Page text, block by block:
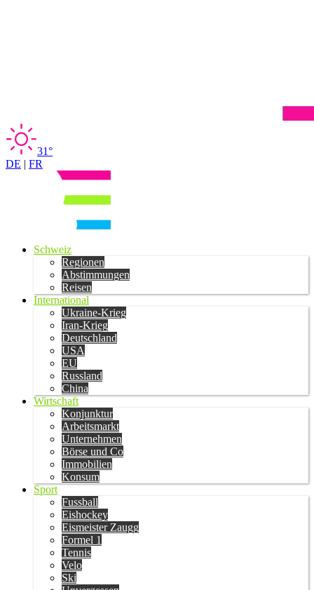
31°
DE | FR
Schweiz
Regionen
Abstimmungen
Reisen
International
Ukraine-Krieg
Iran-Krieg
Deutschland
USA
EU
Russland
China
Wirtschaft
Konjunktur
Arbeitsmarkt
Unternehmen
Börse und Co
Immobilien
Konsum
Sport
Fussball
Eishockey
Eismeister Zaugg
Formel 1
Tennis
Velo
Ski